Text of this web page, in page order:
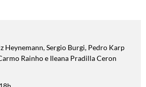
Heynemann, Sergio Burgi, Pedro Karp
Rainho e Ileana Pradilla Ceron